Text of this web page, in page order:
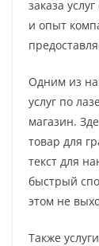
заказа
и опыт
Одним из
услуг по
магазин.
товар для
текст для
быстрый
этом не
Также